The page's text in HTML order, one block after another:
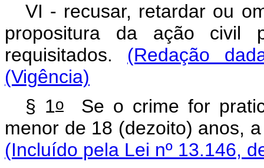
VI - recusar, retardar ou
propositura da ação civil
requisitados. (Redação
(Vigência)
§ 1o Se o crime for
menor de 18 (dezoito) anos,
(Incluído pela Lei nº 13.146,